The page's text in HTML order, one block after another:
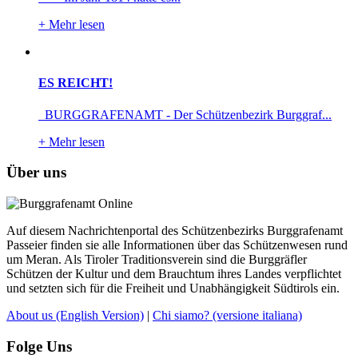
+ Mehr lesen
ES REICHT!
BURGGRAFENAMT - Der Schützenbezirk Burggraf...
+ Mehr lesen
Über uns
Auf diesem Nachrichtenportal des Schützenbezirks Burggrafenamt
Passeier finden sie alle Informationen über das Schützenwesen rund
um Meran. Als Tiroler Traditionsverein sind die Burggräfler
Schützen der Kultur und dem Brauchtum ihres Landes verpflichtet
und setzten sich für die Freiheit und Unabhängigkeit Südtirols ein.
About us (English Version) | Chi siamo? (versione italiana)
Folge Uns